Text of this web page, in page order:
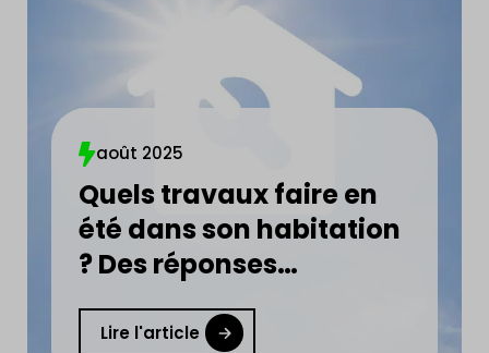
août 2025
Quels travaux faire en
été dans son habitation
? Des réponses
concrètes et utiles en
moins de 5 min !
Lire l'article